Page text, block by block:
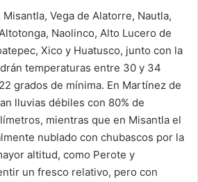
Vega de Alatorre, Nautla,
Naolinco, Alto Lucero de
Xico y Huatusco, junto con la
temperaturas entre 30 y 34
grados de mínima. En Martínez de
lluvias débiles con 80% de
mientras que en Misantla el
nublado con chubascos por la
altitud, como Perote y
un fresco relativo, pero con